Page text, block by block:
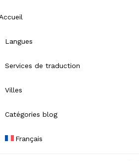
Langues
Services de traduction
Villes
Catégories blog
Français